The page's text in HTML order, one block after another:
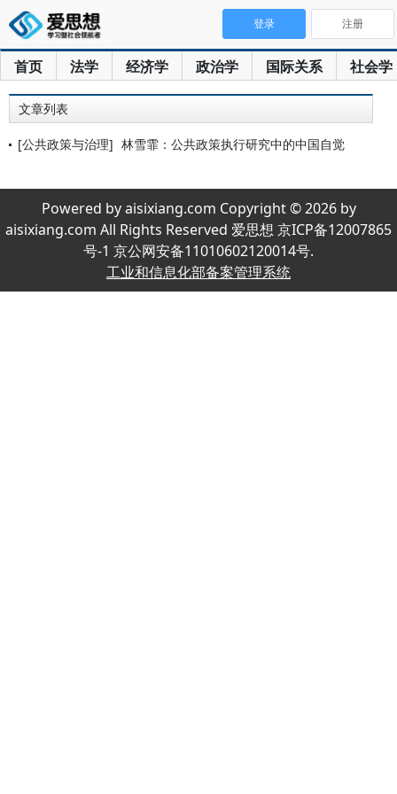
首页 法学 经济学 政治学 国际关系 社会学
登录 注册
文章列表
[公共政策与治理] 林雪霏：公共政策执行研究中的中国自觉
Powered by aisixiang.com Copyright © 2026 by
aisixiang.com All Rights Reserved 爱思想 京ICP备12007865
号-1 京公网安备11010602120014号.
工业和信息化部备案管理系统